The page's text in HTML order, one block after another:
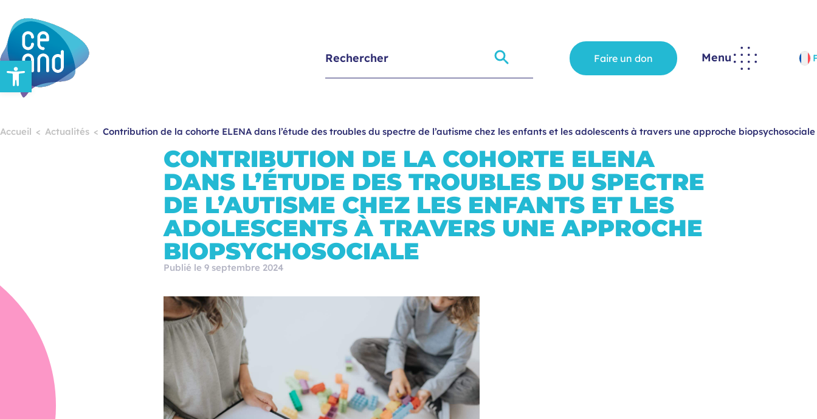
Ouvrir la barre d’outils Faire un don Menu
Accueil Actualités Contribution de la cohorte ELENA dans l’étude des troubles du spectre de l’autisme chez les enfants et les adolescents à travers une approche biopsychosociale
CONTRIBUTION DE LA COHORTE ELENA
DANS L’ÉTUDE DES TROUBLES DU SPECTRE
DE L’AUTISME CHEZ LES ENFANTS ET LES
ADOLESCENTS À TRAVERS UNE APPROCHE
BIOPSYCHOSOCIALE
Publié le 9 septembre 2024